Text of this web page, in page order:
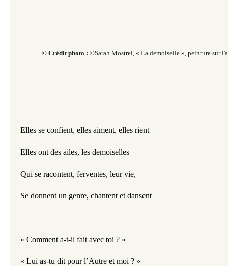
© Crédit photo : ©Sarah Mostrel, « La demoiselle », peinture sur
Elles se confient, elles aiment, elles rient
Elles ont des ailes, les demoiselles
Qui se racontent, ferventes, leur vie,
Se donnent un genre, chantent et dansent
« Comment a-t-il fait avec toi ? »
« Lui as-tu dit pour l’Autre et moi ? »